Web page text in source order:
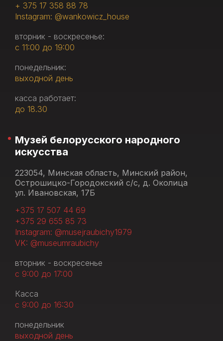
+ 375 17 358 88 78
Instagram: @wankowicz_house
вторник - воскресенье:
с 11:00 до 19:00
понедельник:
выходной день
касса работает:
до 18.30
Музей белорусского народного
искусства
223054, Минская область, Минский район,
Острошицко-Городокский с/с, д. Околица
ул. Ивановская, 17Б
+375 17 507 44 69
+375 29 655 85 73
Instagram: @musejraubichy1979
VK: @museumraubichy
вторник - воскресенье
с 9:00 до 17:00
Касса
с 9:00 до 16:30
понедельник
выходной день